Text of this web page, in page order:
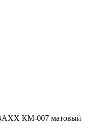
КМ-007 матовый